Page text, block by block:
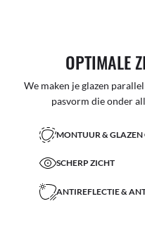
OPTIMALE
We maken je glazen
pasvorm die onder
MONTUUR &
SCHERP ZICHT
ANTIREFLECTIE &